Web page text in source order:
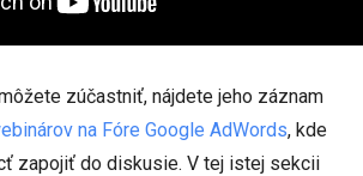
zúčastniť, nájdete jeho záznam
na Fóre Google AdWords, kde
zapojiť do diskusie. V tej istej sekcii